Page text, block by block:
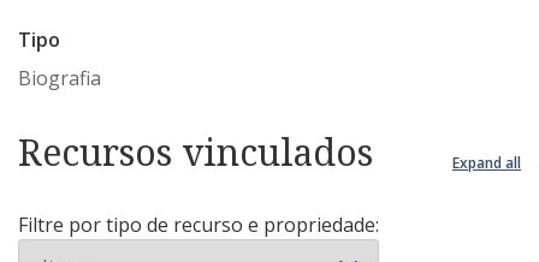
Tipo
Biografia
Recursos vinculados Expand all
Filtre por tipo de recurso e propriedade: